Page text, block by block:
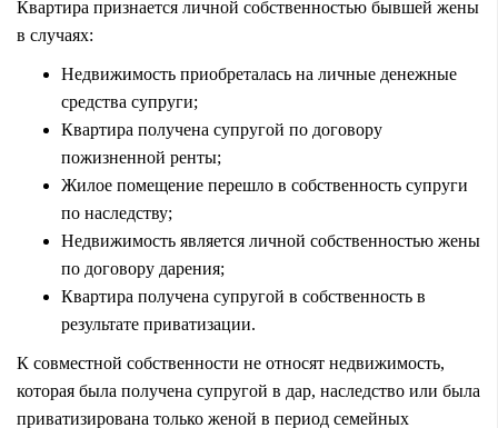
Квартира признается личной собственностью бывшей жены
в случаях:
Недвижимость приобреталась на личные денежные
средства супруги;
Квартира получена супругой по договору
пожизненной ренты;
Жилое помещение перешло в собственность супруги
по наследству;
Недвижимость является личной собственностью жены
по договору дарения;
Квартира получена супругой в собственность в
результате приватизации.
К совместной собственности не относят недвижимость,
которая была получена супругой в дар, наследство или была
приватизирована только женой в период семейных